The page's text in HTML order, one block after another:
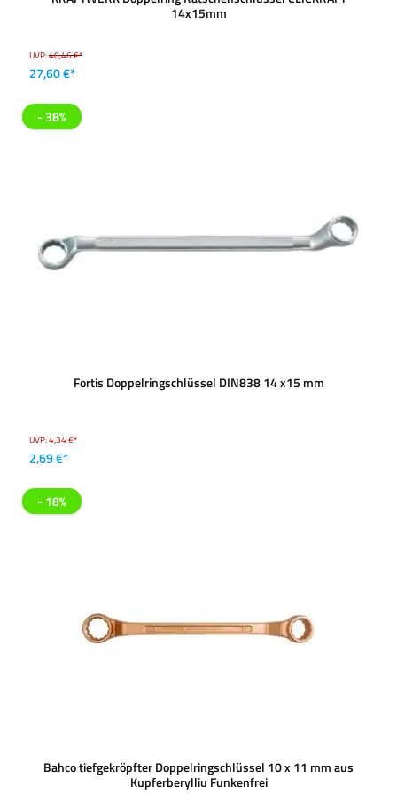
14x15mm
UVP:40,46 €*
27,60 €*
- 38%
Fortis Doppelringschlüssel DIN838 14 x15 mm
UVP:4,34 €*
2,69 €*
- 18%
Bahco tiefgekröpfter Doppelringschlüssel 10 x 11 mm aus
Kupferberylliu Funkenfrei